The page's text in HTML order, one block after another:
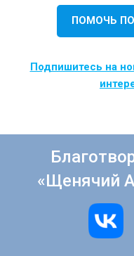
ПОМОЧЬ
Подпишитесь на
«Щенячий